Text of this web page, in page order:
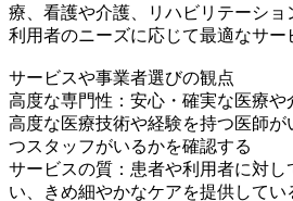
療、看護や介護、リハビリテーシ
利用者のニーズに応じて最適なサー
サービスや事業者選びの観点
高度な専門性：安心・確実な医療や
高度な医療技術や経験を持つ医師
つスタッフがいるかを確認する
サービスの質：患者や利用者に対
い、きめ細やかなケアを提供してい